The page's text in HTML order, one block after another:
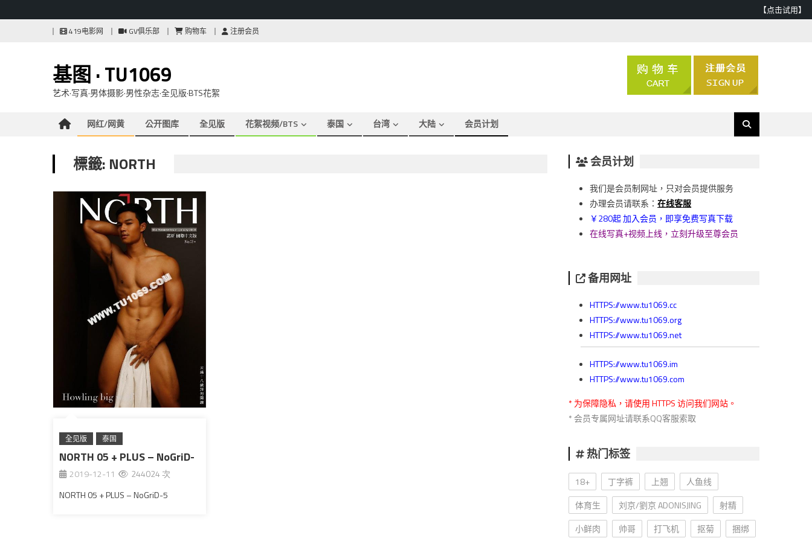
【点击试用】
419电影网 GV俱乐部 购物车 注册会员
基图 · TU1069
艺术·写真·男体摄影·男性杂志·全见版·BTS花絮
网红/网黄 公开图库 全见版 花絮视频/BTS 泰国 台湾 大陆 会员计划
標籤: NORTH
全见版 泰国
NORTH 05 + PLUS – NoGriD-
5 2019-12-11
244024 次
NORTH 05 + PLUS – NoGriD-5
会员计划
我们是会员制网址，只对会员提供服务
办理会员请联系：在线客服
￥280起 加入会员，即享免费写真下载
在线写真+视频上线，立刻升级至尊会员
备用网址
HTTPS://www.tu1069.cc
HTTPS://www.tu1069.org
HTTPS://www.tu1069.net
HTTPS://www.tu1069.im
HTTPS://www.tu1069.com
* 为保障隐私，请使用 HTTPS 访问我们网站。
* 会员专属网址请联系QQ客服索取
热门标签
18+ 丁字裤 上翘
人鱼线
体育生
刘京/劉京 ADONISJING
射精
小鲜肉
帅哥 打飞机 抠菊 捆绑